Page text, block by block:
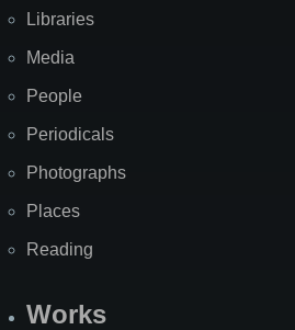
Libraries
Media
People
Periodicals
Photographs
Places
Reading
Works